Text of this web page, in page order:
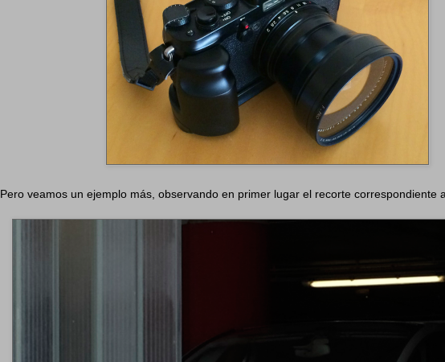
Pero veamos un ejemplo más, observando en primer lugar el recorte correspondiente